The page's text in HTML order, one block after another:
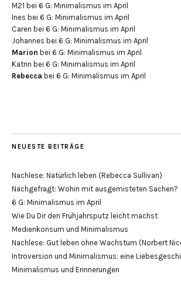
M21 bei 6 G: Minimalismus im April
Ines bei 6 G: Minimalismus im April
Caren bei 6 G: Minimalismus im April
Johannes bei 6 G: Minimalismus im April
Marion bei 6 G: Minimalismus im April
Katrin bei 6 G: Minimalismus im April
Rebecca bei 6 G: Minimalismus im April
NEUESTE BEITRÄGE
Nachlese: Natürlich leben (Rebecca Sullivan)
Nachgefragt: Wohin mit ausgemisteten Sachen?
6 G: Minimalismus im April
Wie Du Dir den Frühjahrsputz leicht machst
Medienkonsum und Minimalismus
Nachlese: Gut leben ohne Wachstum (Norbert
Introversion und Minimalismus: eine
Minimalismus und Erinnerungen